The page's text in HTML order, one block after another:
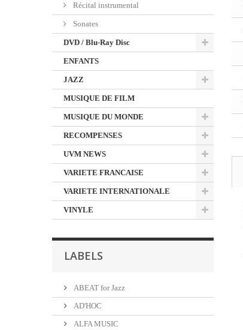
Récital instrumental
Sonates
DVD / Blu-Ray Disc
ENFANTS
JAZZ
MUSIQUE DE FILM
MUSIQUE DU MONDE
RECOMPENSES
UVM NEWS
VARIETE FRANCAISE
VARIETE INTERNATIONALE
VINYLE
LABELS
ABEAT for Jazz
AD'HOC
ALFA MUSIC